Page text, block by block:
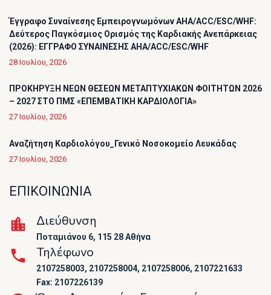
Έγγραφο Συναίνεσης Εμπειρογνωμόνων AHA/ACC/ESC/WHF:
Δεύτερος Παγκόσμιος Ορισμός της Καρδιακής Ανεπάρκειας
(2026): ΕΓΓΡΑΦΟ ΣΥΝΑΙΝΕΣΗΣ AHA/ACC/ESC/WHF
28 Ιουλίου, 2026
ΠΡΟΚΗΡΥΞΗ ΝΕΩΝ ΘΕΣΕΩΝ ΜΕΤΑΠΤΥΧΙΑΚΩΝ ΦΟΙΤΗΤΩΝ 2026
– 2027 ΣΤΟ ΠΜΣ «ΕΠΕΜΒΑΤΙΚΗ ΚΑΡΔΙΟΛΟΓΙΑ»
27 Ιουλίου, 2026
Αναζήτηση Καρδιολόγου_Γενικό Νοσοκομείο Λευκάδας
27 Ιουλίου, 2026
ΕΠΙΚΟΙΝΩΝΙΑ
Διεύθυνση
Ποταμιάνου 6, 115 28 Αθήνα
Τηλέφωνο
2107258003, 2107258004, 2107258006, 2107221633
Fax: 2107226139